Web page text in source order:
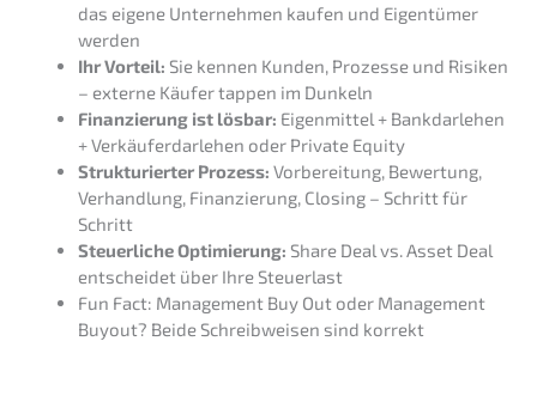
das eigene Unter­neh­men kaufen und Eigen­tü­mer
werden
Ihr Vorteil: Sie kennen Kunden, Prozes­se und Risiken
– exter­ne Käufer tappen im Dunkeln
Finan­zie­rung ist lösbar: Eigen­mit­tel + Bankdar­le­hen
+ Verkäu­fer­dar­le­hen oder Priva­te Equity
Struk­tu­rier­ter Prozess: Vorbe­rei­tung, Bewer­tung,
Verhand­lung, Finan­zie­rung, Closing – Schritt für
Schritt
Steuer­li­che Optimie­rung: Share Deal vs. Asset Deal
entschei­det über Ihre Steuerlast
Fun Fact: Manage­ment Buy Out oder Manage­ment
Buyout? Beide Schreib­wei­sen sind korrekt